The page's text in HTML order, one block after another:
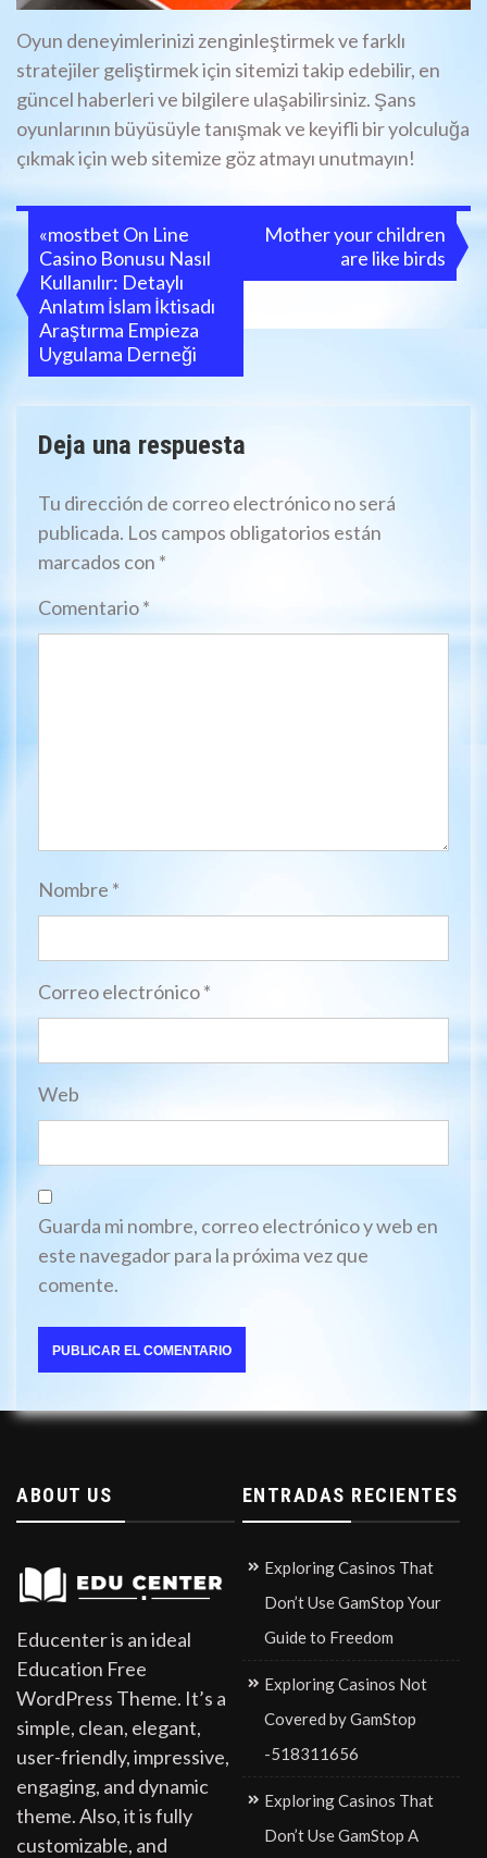
Oyun deneyimlerinizi zenginleştirmek ve farklı
stratejiler geliştirmek için sitemizi takip edebilir, en
güncel haberleri ve bilgilere ulaşabilirsiniz. Şans
oyunlarının büyüsüyle tanışmak ve keyifli bir yolculuğa
çıkmak için web sitemize göz atmayı unutmayın!
Navegación
de
entradas
«mostbet On Line
Casino Bonusu Nasıl
Kullanılır: Detaylı
Anlatım İslam İktisadı
Araştırma Empieza
Uygulama Derneği
Mother your children
are like birds
Deja una respuesta
Tu dirección de correo electrónico no será
publicada. Los campos obligatorios están
marcados con *
Comentario*
Nombre *
Correo electrónico*
Web
Guarda mi nombre, correo electrónico y web en
este navegador para la próxima vez que
comente.
ABOUT US
Educenter is an ideal
Education Free
WordPress Theme. It’s a
simple, clean, elegant,
user-friendly, impressive,
engaging, and dynamic
theme. Also, it is fully
customizable, and
ENTRADAS RECIENTES
Exploring Casinos That
Don’t Use GamStop Your
Guide to Freedom
Exploring Casinos Not
Covered by GamStop
-518311656
Exploring Casinos That
Don’t Use GamStop A